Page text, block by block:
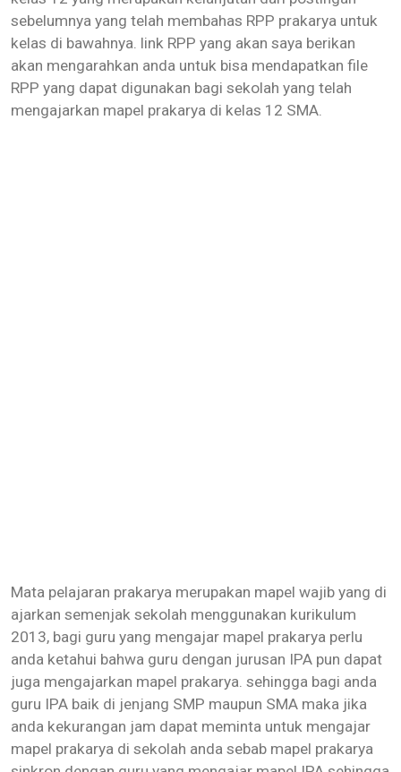
sebelumnya yang telah membahas RPP prakarya untuk
kelas di bawahnya. link RPP yang akan saya berikan
akan mengarahkan anda untuk bisa mendapatkan file
RPP yang dapat digunakan bagi sekolah yang telah
mengajarkan mapel prakarya di kelas 12 SMA.
Mata pelajaran prakarya merupakan mapel wajib yang di
ajarkan semenjak sekolah menggunakan kurikulum
2013, bagi guru yang mengajar mapel prakarya perlu
anda ketahui bahwa guru dengan jurusan IPA pun dapat
juga mengajarkan mapel prakarya. sehingga bagi anda
guru IPA baik di jenjang SMP maupun SMA maka jika
anda kekurangan jam dapat meminta untuk mengajar
mapel prakarya di sekolah anda sebab mapel prakarya